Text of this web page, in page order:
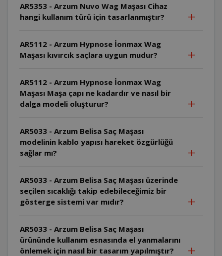
AR5353 - Arzum Nuvo Wag Maşası Cihaz
hangi kullanım türü için tasarlanmıştır?
AR5112 - Arzum Hypnose İonmax Wag
Maşası kıvırcık saçlara uygun mudur?
AR5112 - Arzum Hypnose İonmax Wag
Maşası Maşa çapı ne kadardır ve nasıl bir
dalga modeli oluşturur?
AR5033 - Arzum Belisa Saç Maşası
modelinin kablo yapısı hareket özgürlüğü
sağlar mı?
AR5033 - Arzum Belisa Saç Maşası üzerinde
seçilen sıcaklığı takip edebileceğimiz bir
gösterge sistemi var mıdır?
AR5033 - Arzum Belisa Saç Maşası
ürününde kullanım esnasında el yanmalarını
önlemek için nasıl bir tasarım yapılmıştır?